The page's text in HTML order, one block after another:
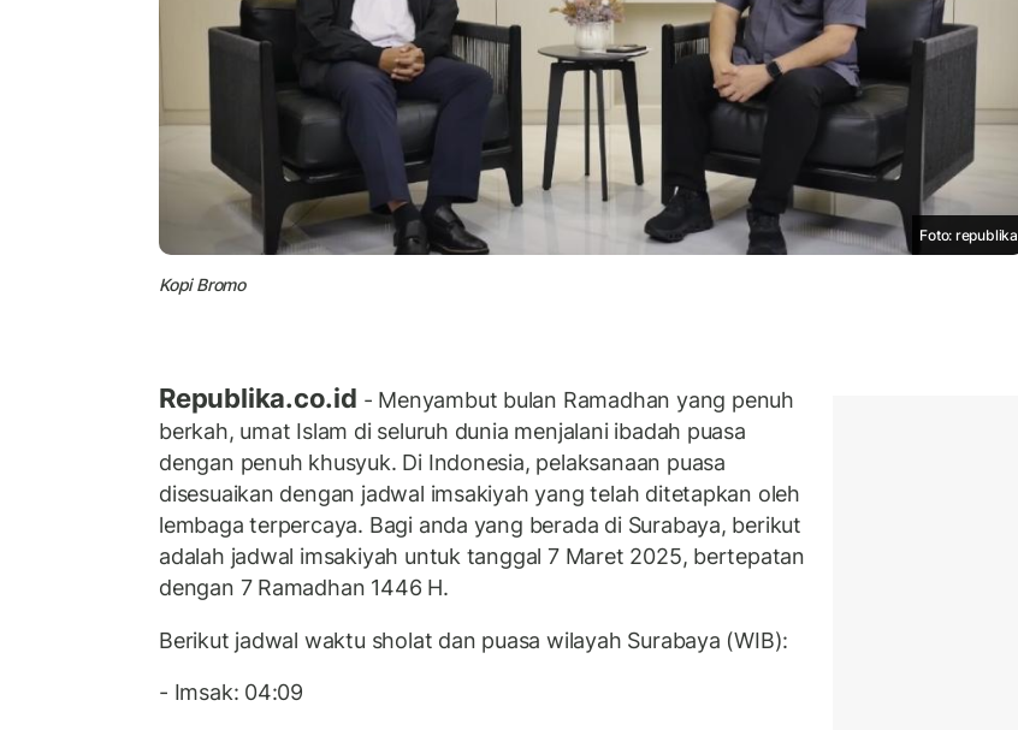
Foto: republika
Kopi Bromo
Republika.co.id - Menyambut bulan Ramadhan yang penuh
berkah, umat Islam di seluruh dunia menjalani ibadah puasa
dengan penuh khusyuk. Di Indonesia, pelaksanaan puasa
disesuaikan dengan jadwal imsakiyah yang telah ditetapkan oleh
lembaga terpercaya. Bagi anda yang berada di Surabaya, berikut
adalah jadwal imsakiyah untuk tanggal 7 Maret 2025, bertepatan
dengan 7 Ramadhan 1446 H.
Berikut jadwal waktu sholat dan puasa wilayah Surabaya (WIB):
- Imsak: 04:09